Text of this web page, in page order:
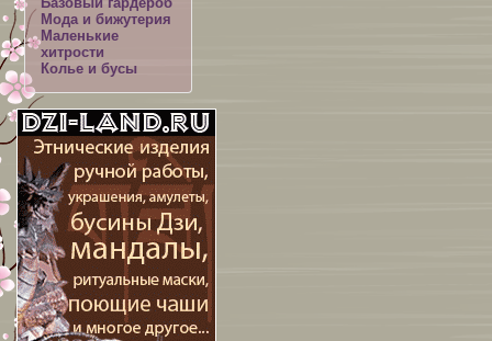
Мода и бижутерия
Маленькие
хитрости
Колье и бусы